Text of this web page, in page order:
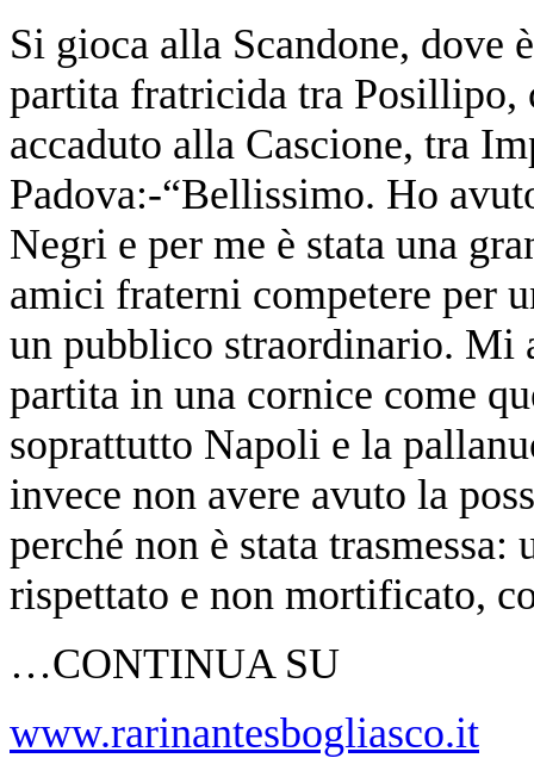
Si gioca alla Scandone, dove
partita fratricida tra Posillipo,
accaduto alla Cascione, tra
Padova:-“Bellissimo. Ho
Negri e per me è stata una
amici fraterni competere per
un pubblico straordinario. Mi
partita in una cornice come
soprattutto Napoli e la
invece non avere avuto la
perché non è stata trasmessa:
rispettato e non mortificato,
…CONTINUA SU
www.rarinantesbogliasco.it